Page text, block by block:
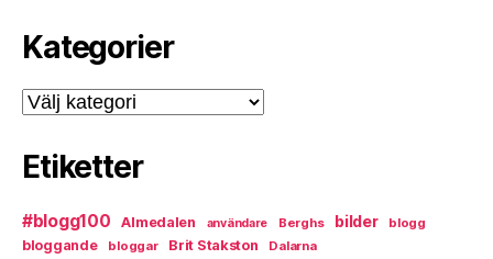
Kategorier
Kategorier
Etiketter
#blogg100 Almedalen användare Berghs bilder blogg
bloggande bloggar Brit Stakston Dalarna